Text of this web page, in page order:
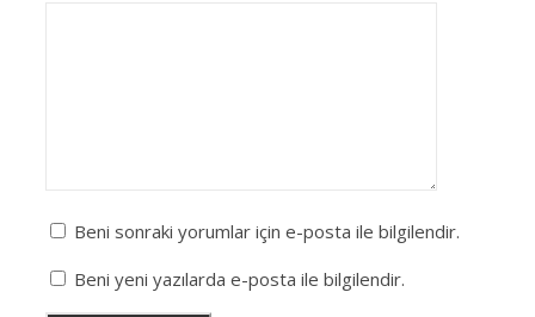
Beni sonraki yorumlar için e-posta ile bilgilendir.
Beni yeni yazılarda e-posta ile bilgilendir.